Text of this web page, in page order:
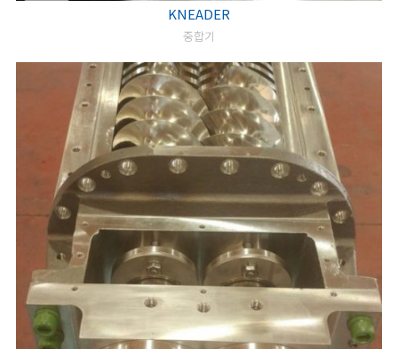
KNEADER
중합기